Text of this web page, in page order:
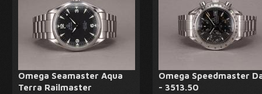
Omega Seamaster Aqua
Terra Railmaster
Omega Speedmaster
- 3513.50